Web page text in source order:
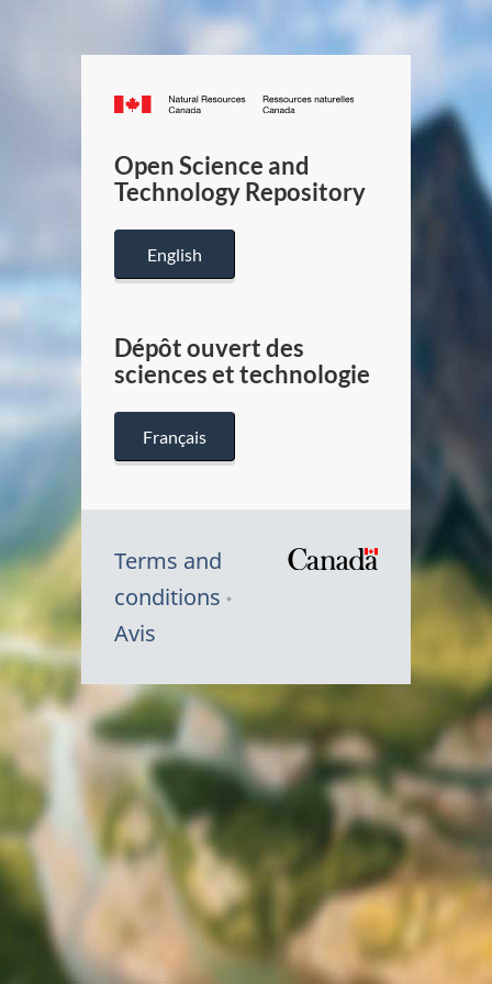
Canada.ca
/
Canada
Open Science and
Technology Repository
English
Dépôt ouvert des
sciences et technologie
Français
Terms and
conditions
Avis
Canada